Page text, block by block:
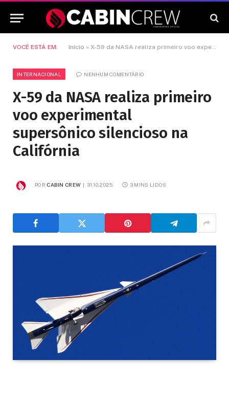
VOCÊ ESTÁ EM: Início » X-59 da NASA realiza primeiro voo experimental supersônico silencioso na Califórnia
INTERNACIONAL NENHUM COMENTÁRIO
X-59 da NASA realiza primeiro
voo experimental
supersônico silencioso na
Califórnia
POR CABIN CREW 31.10.2025 3 MINS LIDOS